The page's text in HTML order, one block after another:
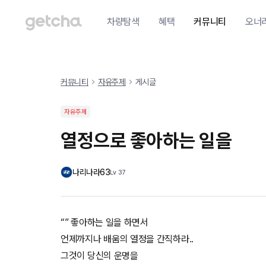
차량탐색 혜택 커뮤니티 오너
커뮤니티 자유주제 게시글
자유주제
열정으로 좋아하는 일을
나리나라63Lv 37
“” 좋아하는 일을 하면서
언제까지나 배움의 열정을 간직하라..
그것이 당신의 운명을